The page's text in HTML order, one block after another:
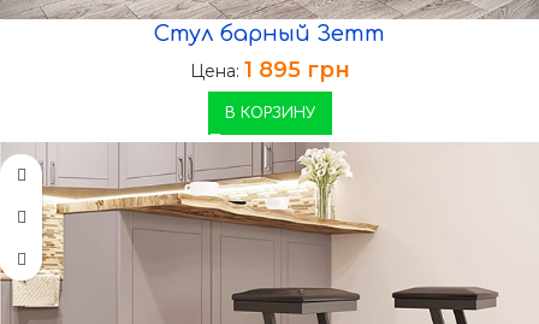
Стул барный Зетт
Цена: 1 895 грн
В КОРЗИНУ